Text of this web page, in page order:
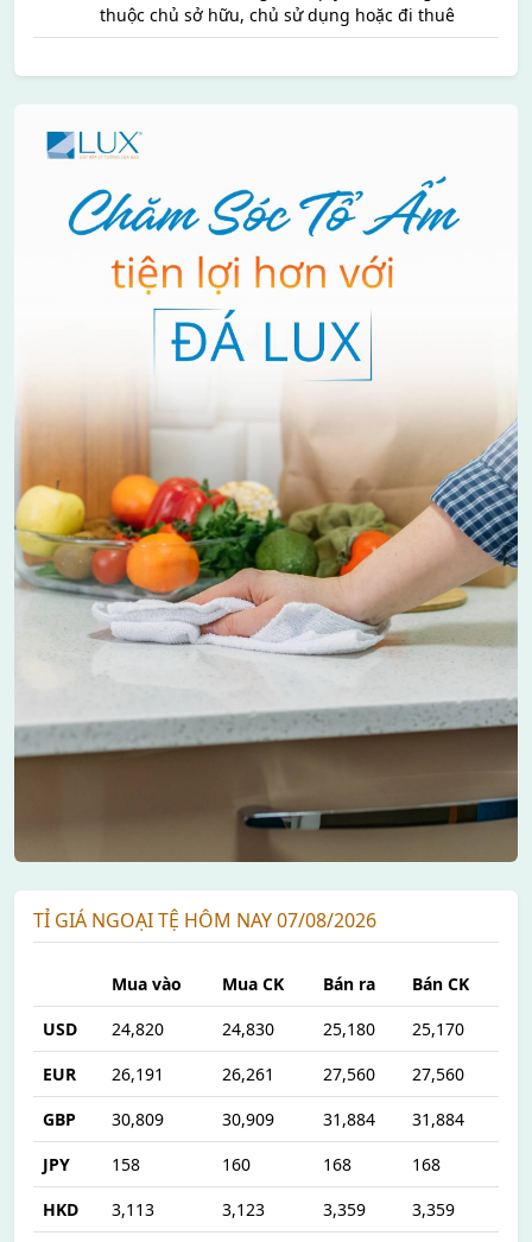
thuộc chủ sở hữu, chủ sử dụng hoặc đi thuê
TỈ GIÁ NGOẠI TỆ HÔM NAY 07/08/2026
Mua vào Mua CK Bán ra
Bán CK
USD
24,820 24,830 25,180
25,170
EUR
26,191 26,261 27,560
27,560
GBP
30,809 30,909 31,884
31,884
JPY
158 160 168
168
HKD
3,113 3,123 3,359 3,359